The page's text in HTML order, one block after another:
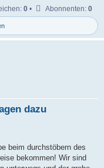
0• Abonnenten: 0
dazu
beim durchstöbern des
bekommen! Wir sind